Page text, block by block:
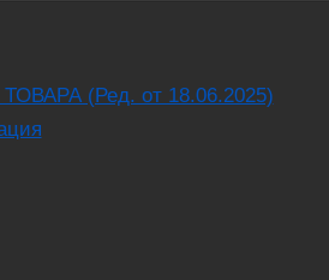
(Ред. от 18.06.2025)